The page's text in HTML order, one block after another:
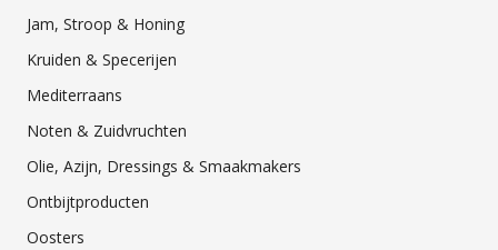
Jam, Stroop & Honing
Kruiden & Specerijen
Mediterraans
Noten & Zuidvruchten
Olie, Azijn, Dressings & Smaakmakers
Ontbijtproducten
Oosters